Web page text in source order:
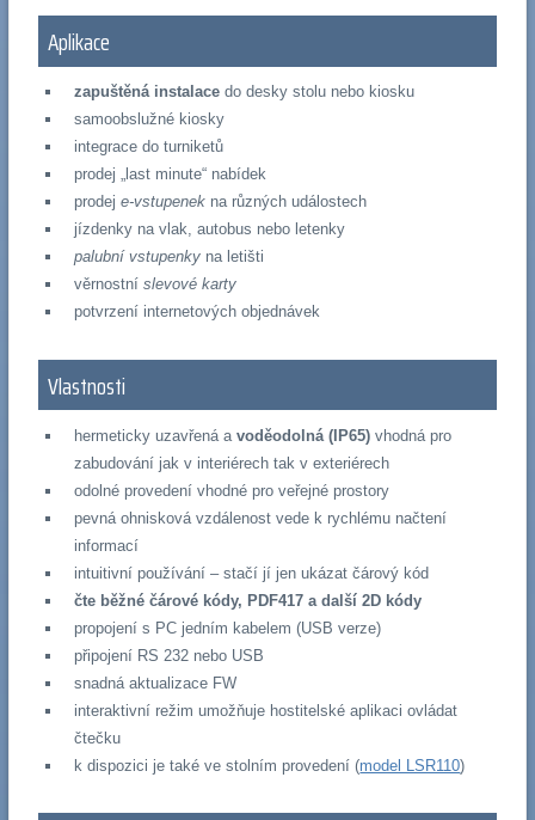
Aplikace
zapuštěná instalace do desky stolu nebo kiosku
samoobslužné kiosky
integrace do turniketů
prodej „last minute“ nabídek
prodeje-vstupenek na různých událostech
jízdenky na vlak, autobus nebo letenky
palubní vstupenky na letišti
věrnostníslevové karty
potvrzení internetových objednávek
Vlastnosti
hermeticky uzavřená avoděodolná (IP65) vhodná pro
zabudování jak v interiérech tak v exteriérech
odolné provedení vhodné pro veřejné prostory
pevná ohnisková vzdálenost vede k rychlému načtení
informací
intuitivní používání – stačí jí jen ukázat čárový kód
čte běžné čárové kódy, PDF417 a další 2D kódy
propojení s PC jedním kabelem (USB verze)
připojení RS 232 nebo USB
snadná aktualizace FW
interaktivní režim umožňuje hostitelské aplikaci ovládat
čtečku
k dispozici je také ve stolním provedení (model LSR110)